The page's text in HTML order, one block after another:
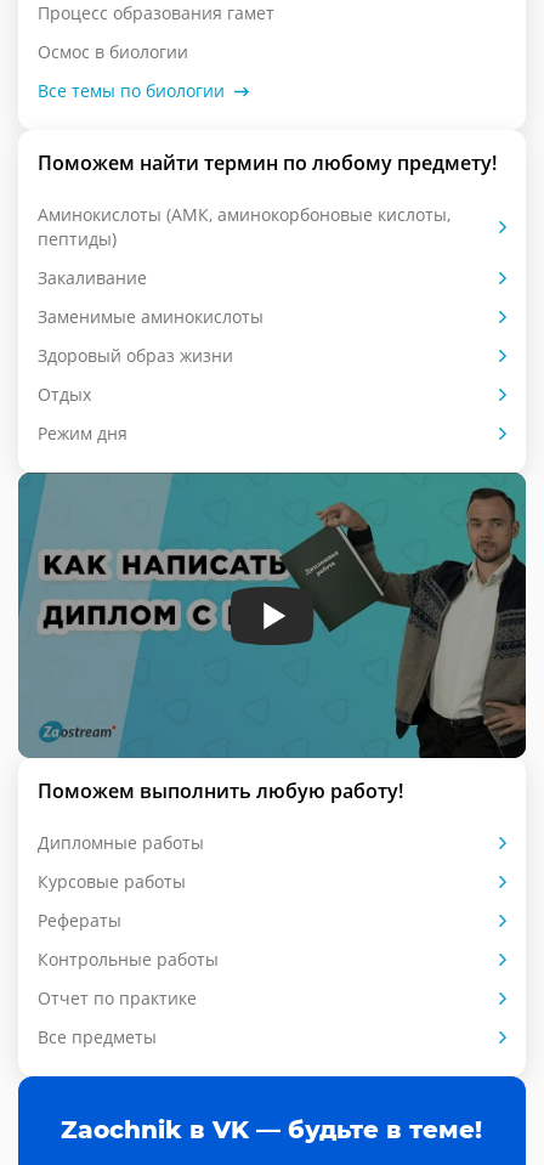
Процесс образования гамет
Осмос в биологии
Все темы по биологии
Поможем найти термин по любому предмету!
Аминокислоты (АМК, аминокорбоновые кислоты,
пептиды)
Закаливание
Заменимые аминокислоты
Здоровый образ жизни
Отдых
Режим дня
Поможем выполнить любую работу!
Дипломные работы
Курсовые работы
Рефераты
Контрольные работы
Отчет по практике
Все предметы
Zaochnik в VK — будьте в теме!